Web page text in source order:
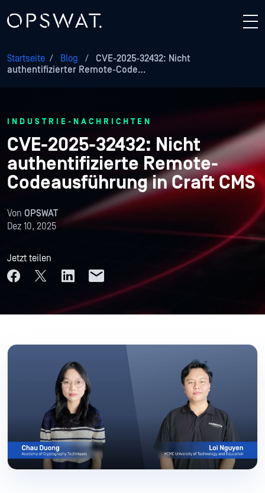
Startseite / Blog /
CVE-2025-32432: Nicht
authentifizierter Remote-Code…
INDUSTRIE-NACHRICHTEN
CVE-2025-32432: Nicht
authentifizierte Remote-
Codeausführung in Craft CMS
Von OPSWAT
Dez 10, 2025
Jetzt teilen